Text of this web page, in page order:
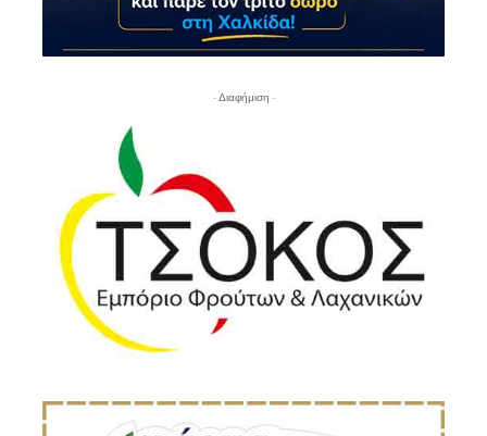
- Διαφήμιση -